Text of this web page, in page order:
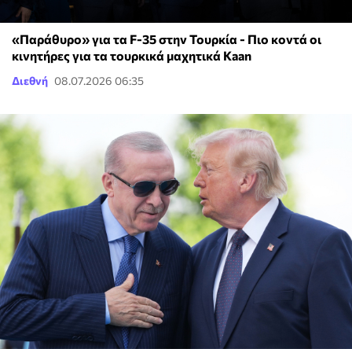
«Παράθυρο» για τα F-35 στην Τουρκία - Πιο κοντά οι
κινητήρες για τα τουρκικά μαχητικά Kaan
Διεθνή 08.07.2026 06:35